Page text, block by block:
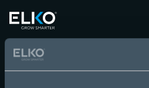
Caută Produse,